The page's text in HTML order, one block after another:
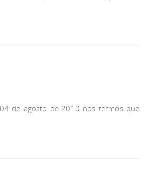
de agosto de 2010 nos termos que